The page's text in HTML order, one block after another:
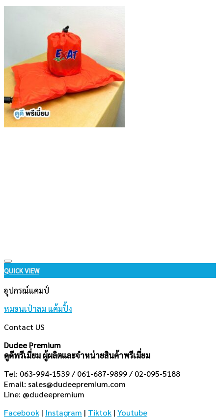
Add to wishlist
QUICK VIEW
อุปกรณ์แคมป์
หมอนเป่าลม แค้มปิ้ง
Contact US
Dudee Premium
ดูดีพรีเมี่ยม ผู้ผลิตและจำหน่ายสินค้าพรีเมี่ยม
Tel: 063-994-1539 / 061-687-9899 / 02-095-5188
Email: sales@dudeepremium.com
Line: @dudeepremium
Facebook | Instagram | Tiktok | Youtube